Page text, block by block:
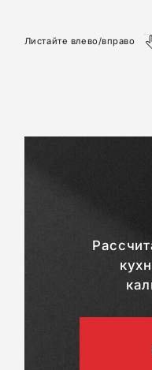
Листайте влево/вправо